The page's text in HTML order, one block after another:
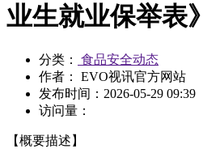
业生就业保举表》
分类：
食品安全动态
作者： EVO视讯官方网站
发布时间： 2026-05-29 09:39
访问量：
【概要描述】